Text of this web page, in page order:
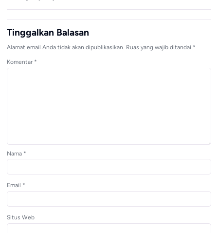
Tinggalkan Balasan
Alamat email Anda tidak akan dipublikasikan. Ruas yang wajib ditandai *
Komentar *
Nama *
Email *
Situs Web